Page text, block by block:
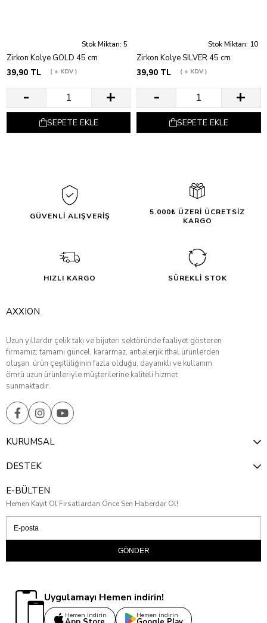
Stok Miktarı: 5
Zirkon Kolye GOLD 45 cm
39,90 TL
+ KDV
SEPETE EKLE
Stok Miktarı: 10
Zirkon Kolye SILVER 45 cm
39,90 TL
+ KDV
SEPETE EKLE
GÜVENLİ ALIŞVERİŞ
5.000₺ ÜZERİ ÜCRETSİZ
KARGO
HIZLI KARGO SÜREKLİ STOK
AXXION
Uzun yıllardır çelik takı ve bijuteri sektöründe faaliyet gösteren
firmamız; tamamı güncel, kararmaz, antialerjik ithal ürünlerden
oluşan, ürün çeşitliliğinin fazla olduğu, dayanıklı ve kullanım
ömrü uzun ürünleriyle müşterilerine kaliteli hizmet
sunmaktadır.
KURUMSAL
DESTEK
E-BÜLTEN
Hemen Kayıt Ol Fırsatlardan Önce Sen Haberdar Ol!
GÖNDER
Uygulamayı Hemen indirin!
Hemen indirin Hemen indirin